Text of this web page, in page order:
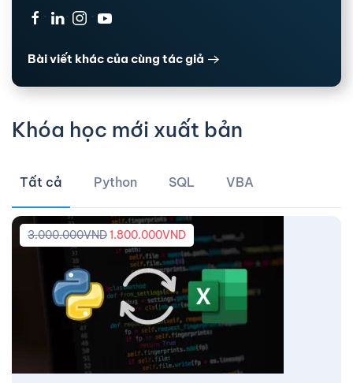
· · ·
Bài viết khác của cùng tác giả
Khóa học mới xuất bản
Tất cả Python SQL VBA
3.000.000VND1.800.000VND